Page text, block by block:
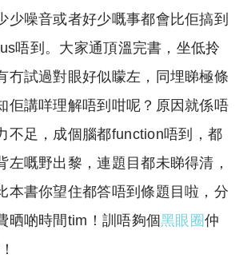
少噪音或者好少嘅事都會比佢搞到
唔到。大家通頂溫完書，坐低拎
冇試過對眼好似矇左，同埋睇極條
佢講咩理解唔到咁呢？原因就係唔
不足，成個腦都function唔到，都
左嘅野出黎，連題目都未睇得清，
本書你望住都答唔到條題目啦，分
晒啲時間tim！訓唔夠個黑眼圈仲